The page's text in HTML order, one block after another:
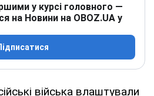
у курсі головного —
на Новини на OBOZ.UA у
війська влаштували